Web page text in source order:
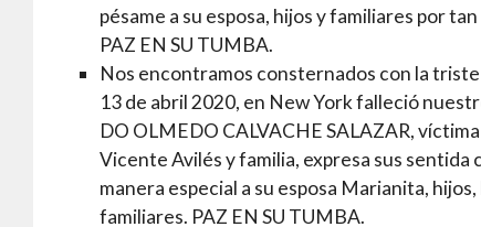
pésame a su esposa, hijos y familiares por
PAZ EN SU TUMBA.
Nos encontramos consternados con la
13 de abril 2020, en New York falleció
DO OLMEDO CALVACHE SALAZAR,
Vicente Avilés y familia, expresa sus sentida
manera especial a su esposa Marianita,
familiares. PAZ EN SU TUMBA.